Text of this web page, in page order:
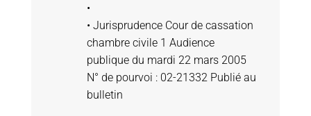
•
• Jurisprudence Cour de cassation
chambre civile 1 Audience
publique du mardi 22 mars 2005
N° de pourvoi : 02-21332 Publié au
bulletin